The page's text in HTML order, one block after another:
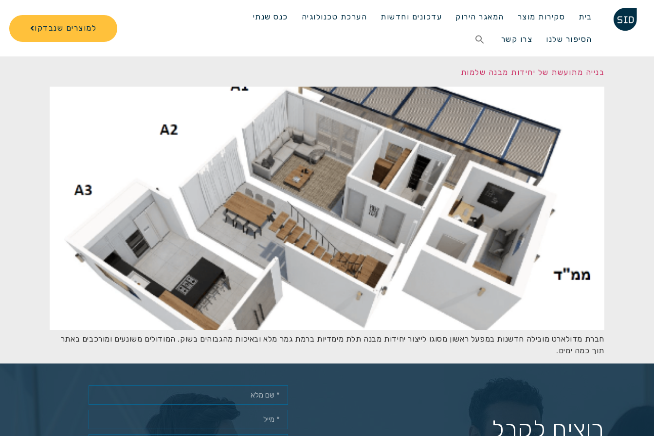
בית סקירות מוצר המאגר הירוק עדכונים וחדשות הערכת טכנולוגיה כנס שנתי
הסיפור שלנו צרו קשר
Search
for:
למוצרים שנבדקו
בנייה מתועשת של יחידות מבנה שלמות
חברת מדולארט מובילה חדשנות במפעל ראשון מסוגו לייצור יחידות מבנה תלת מימדיות ברמת גמר מלא ובאיכות מהגבוהים בשוק. המודולים משונעים ומורכבים באתר
תוך כמה ימים.
רוצים לקבל